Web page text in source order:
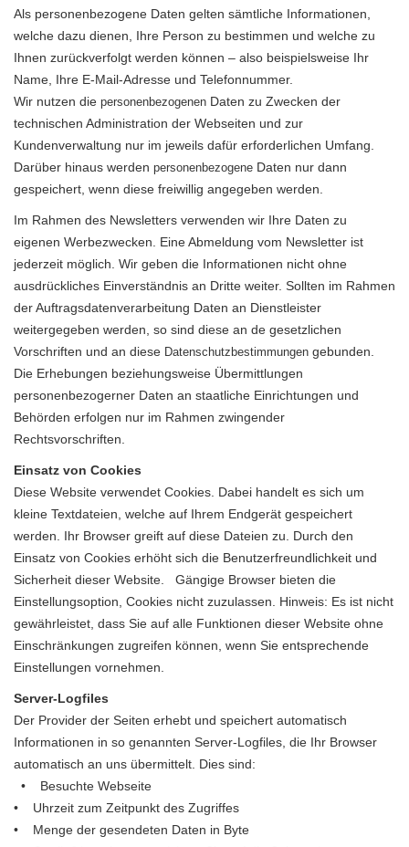
Als personenbezogene Daten gelten sämtliche Informationen,
welche dazu dienen, Ihre Person zu bestimmen und welche zu
Ihnen zurückverfolgt werden können – also beispielsweise Ihr
Name, Ihre E-Mail-Adresse und Telefonnummer.
Wir nutzen die personenbezogenen Daten zu Zwecken der
technischen Administration der Webseiten und zur
Kundenverwaltung nur im jeweils dafür erforderlichen Umfang.
Darüber hinaus werden personenbezogene Daten nur dann
gespeichert, wenn diese freiwillig angegeben werden.
Im Rahmen des Newsletters verwenden wir Ihre Daten zu
eigenen Werbezwecken. Eine Abmeldung vom Newsletter ist
jederzeit möglich. Wir geben die Informationen nicht ohne
ausdrückliches Einverständnis an Dritte weiter. Sollten im Rahmen
der Auftragsdatenverarbeitung Daten an Dienstleister
weitergegeben werden, so sind diese an de gesetzlichen
Vorschriften und an diese Datenschutzbestimmungen gebunden.
Die Erhebungen beziehungsweise Übermittlungen
personenbezogerner Daten an staatliche Einrichtungen und
Behörden erfolgen nur im Rahmen zwingender
Rechtsvorschriften.
Einsatz von Cookies
Diese Website verwendet Cookies. Dabei handelt es sich um
kleine Textdateien, welche auf Ihrem Endgerät gespeichert
werden. Ihr Browser greift auf diese Dateien zu. Durch den
Einsatz von Cookies erhöht sich die Benutzerfreundlichkeit und
Sicherheit dieser Website. Gängige Browser bieten die
Einstellungsoption, Cookies nicht zuzulassen. Hinweis: Es ist nicht
gewährleistet, dass Sie auf alle Funktionen dieser Website ohne
Einschränkungen zugreifen können, wenn Sie entsprechende
Einstellungen vornehmen.
Server-Logfiles
Der Provider der Seiten erhebt und speichert automatisch
Informationen in so genannten Server-Logfiles, die Ihr Browser
automatisch an uns übermittelt. Dies sind:
• Besuchte Webseite
• Uhrzeit zum Zeitpunkt des Zugriffes
• Menge der gesendeten Daten in Byte